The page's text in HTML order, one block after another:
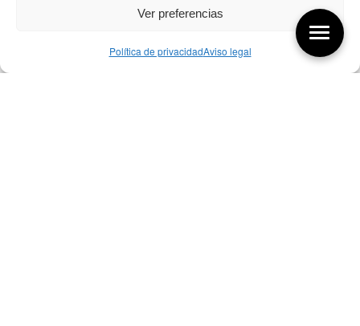
Ver preferencias
Política de privacidadAviso legal